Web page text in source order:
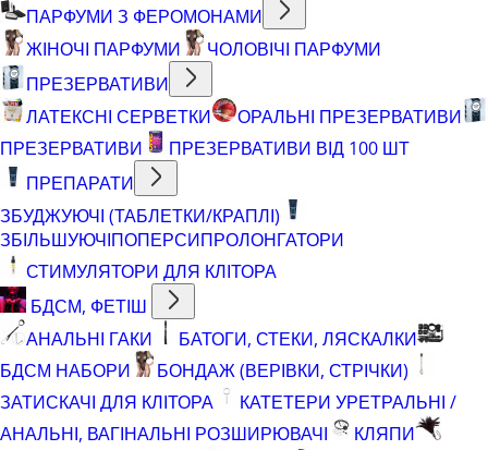
ПАРФУМИ З ФЕРОМОНАМИ
ЖІНОЧІ ПАРФУМИ
ЧОЛОВІЧІ ПАРФУМИ
ПРЕЗЕРВАТИВИ
ЛАТЕКСНІ СЕРВЕТКИ
ОРАЛЬНІ ПРЕЗЕРВАТИВИ
ПРЕЗЕРВАТИВИ
ПРЕЗЕРВАТИВИ ВІД 100 ШТ
ПРЕПАРАТИ
ЗБУДЖУЮЧІ (ТАБЛЕТКИ/КРАПЛІ)
ЗБІЛЬШУЮЧІПОПЕРСИПРОЛОНГАТОРИ
СТИМУЛЯТОРИ ДЛЯ КЛІТОРА
БДСМ, ФЕТІШ
АНАЛЬНІ ГАКИ
БАТОГИ, СТЕКИ, ЛЯСКАЛКИ
БДСМ НАБОРИ
БОНДАЖ (ВЕРІВКИ, СТРІЧКИ)
ЗАТИСКАЧІ ДЛЯ КЛІТОРА
КАТЕТЕРИ УРЕТРАЛЬНІ /
АНАЛЬНІ, ВАГІНАЛЬНІ РОЗШИРЮВАЧІ
КЛЯПИ